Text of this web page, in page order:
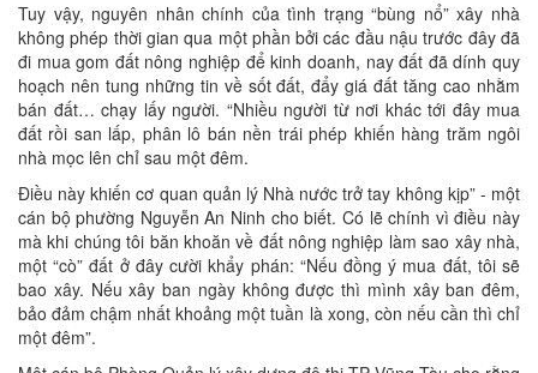
Tuy vậy, nguyên nhân chính của tình trạng “bùng nổ” xây nhà
không phép thời gian qua một phần bởi các đầu nậu trước đây đã
đi mua gom đất nông nghiệp để kinh doanh, nay đất đã dính quy
hoạch nên tung những tin về sốt đất, đẩy giá đất tăng cao nhằm
bán đất… chạy lấy người. “Nhiều người từ nơi khác tới đây mua
đất rồi san lấp, phân lô bán nền trái phép khiến hàng trăm ngôi
nhà mọc lên chỉ sau một đêm.
Điều này khiến cơ quan quản lý Nhà nước trở tay không kịp” - một
cán bộ phường Nguyễn An Ninh cho biết. Có lẽ chính vì điều này
mà khi chúng tôi băn khoăn về đất nông nghiệp làm sao xây nhà,
một “cò” đất ở đây cười khẩy phán: “Nếu đồng ý mua đất, tôi sẽ
bao xây. Nếu xây ban ngày không được thì mình xây ban đêm,
bảo đảm chậm nhất khoảng một tuần là xong, còn nếu cần thì chỉ
một đêm”.